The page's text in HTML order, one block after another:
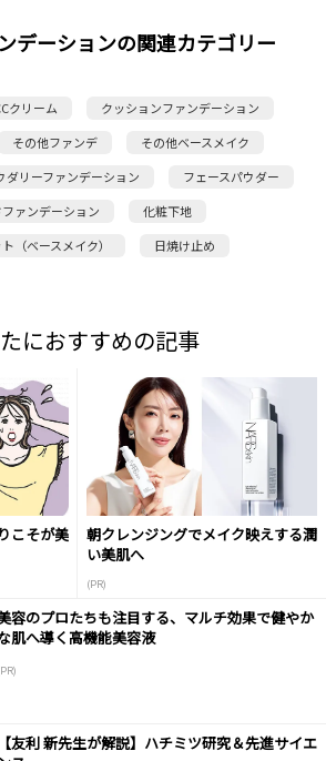
デーションの関連カテゴリー
クリーム
クッションファンデーション
その他ファンデ
その他ベースメイク
ダリーファンデーション
フェースパウダー
ァンデーション
化粧下地
（ベースメイク）
日焼け止め
におすすめの記事
こそが美
朝クレンジングでメイク映えする潤
い美肌へ
(PR)
容のプロたちも注目する、マルチ効果で健やか
肌へ導く高機能美容液
【友利 新先生が解説】ハチミツ研究＆先進サイエ